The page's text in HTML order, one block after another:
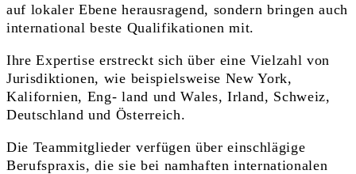
auf lokaler Ebene herausragend, sondern bringen auch
international beste Qualifikationen mit.
Ihre Expertise erstreckt sich über eine Vielzahl von
Jurisdiktionen, wie beispielsweise New York,
Kalifornien, Eng- land und Wales, Irland, Schweiz,
Deutschland und Österreich.
Die Teammitglieder verfügen über einschlägige
Berufspraxis, die sie bei namhaften internationalen